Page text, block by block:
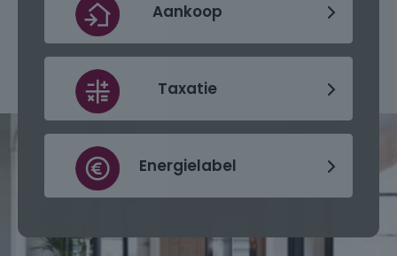
Aankoop
Taxatie
Energielabel